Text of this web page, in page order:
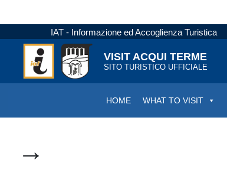
IAT - Informazione ed Accoglienza Turistica
VISIT ACQUI TERME
SITO TURISTICO UFFICIALE
HOME WHAT TO VISIT
→